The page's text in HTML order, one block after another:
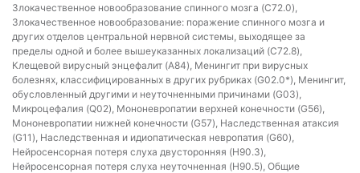
Злокачественное новообразование спинного мозга (C72.0),
Злокачественное новообразование: поражение спинного мозга и
других отделов центральной нервной системы, выходящее за
пределы одной и более вышеуказанных локализаций (C72.8),
Клещевой вирусный энцефалит (A84), Менингит при вирусных
болезнях, классифицированных в других рубриках (G02.0*), Менингит,
обусловленный другими и неуточненными причинами (G03),
Микроцефалия (Q02), Мононевропатии верхней конечности (G56),
Мононевропатии нижней конечности (G57), Наследственная атаксия
(G11), Наследственная и идиопатическая невропатия (G60),
Нейросенсорная потеря слуха двусторонняя (H90.3),
Нейросенсорная потеря слуха неуточненная (H90.5), Общие